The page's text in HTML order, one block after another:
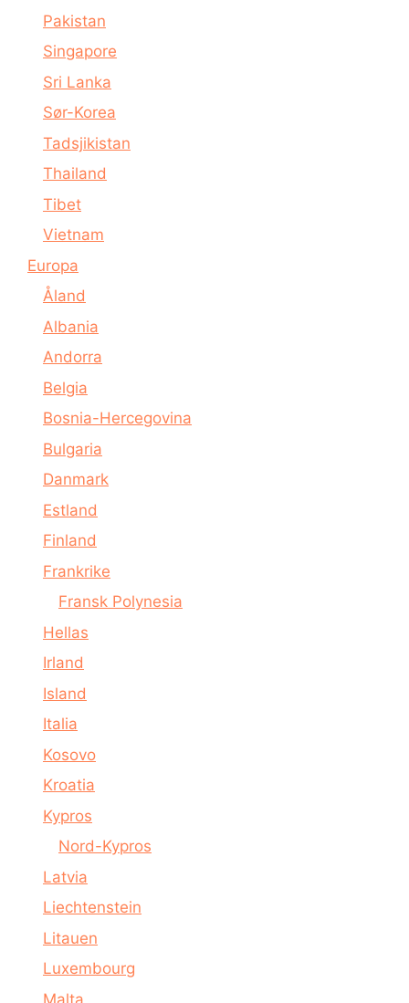
Pakistan
Singapore
Sri Lanka
Sør-Korea
Tadsjikistan
Thailand
Tibet
Vietnam
Europa
Åland
Albania
Andorra
Belgia
Bosnia-Hercegovina
Bulgaria
Danmark
Estland
Finland
Frankrike
Fransk Polynesia
Hellas
Irland
Island
Italia
Kosovo
Kroatia
Kypros
Nord-Kypros
Latvia
Liechtenstein
Litauen
Luxembourg
Malta